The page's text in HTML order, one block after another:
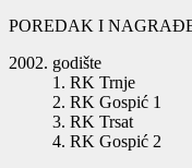
POREDAK I
godište
1. RK Trnje
2. RK Gospić 1
3. RK Trsat
4. RK Gospić 2